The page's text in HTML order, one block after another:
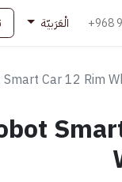
+968 الْعَرَبيّة
Car 12 Rim